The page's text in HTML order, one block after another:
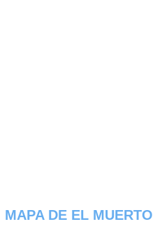
MAPA DE EL MUERTO